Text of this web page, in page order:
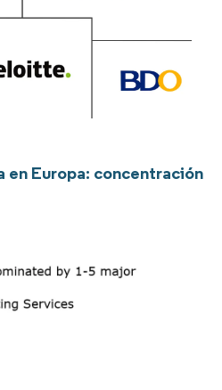
Europa: concentración